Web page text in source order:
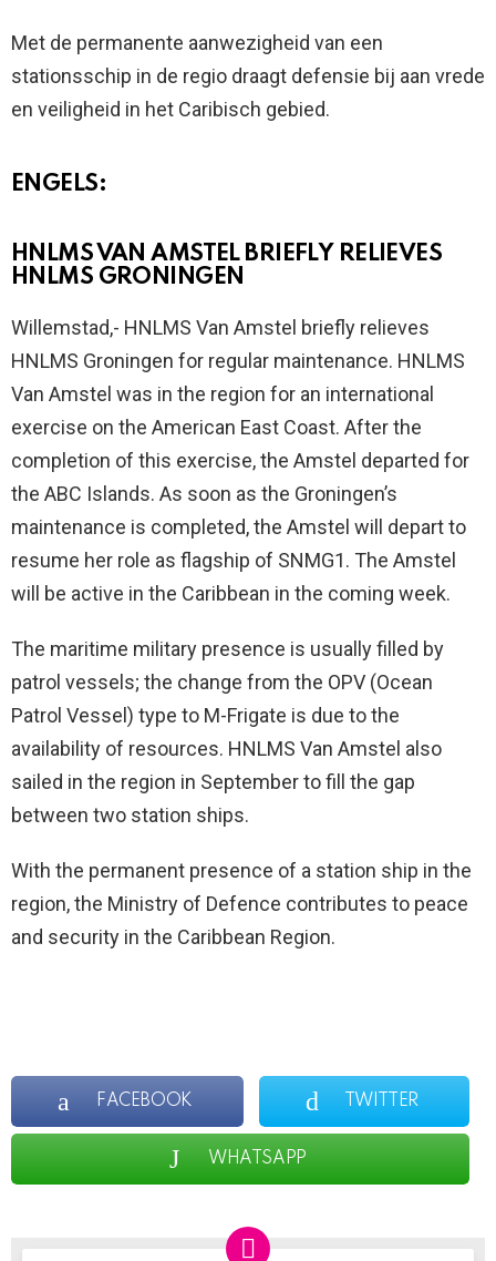
Met de permanente aanwezigheid van een
stationsschip in de regio draagt defensie bij aan vrede
en veiligheid in het Caribisch gebied.
ENGELS:
HNLMS VAN AMSTEL BRIEFLY RELIEVES
HNLMS GRONINGEN
Willemstad,- HNLMS Van Amstel briefly relieves
HNLMS Groningen for regular maintenance. HNLMS
Van Amstel was in the region for an international
exercise on the American East Coast. After the
completion of this exercise, the Amstel departed for
the ABC Islands. As soon as the Groningen’s
maintenance is completed, the Amstel will depart to
resume her role as flagship of SNMG1. The Amstel
will be active in the Caribbean in the coming week.
The maritime military presence is usually filled by
patrol vessels; the change from the OPV (Ocean
Patrol Vessel) type to M-Frigate is due to the
availability of resources. HNLMS Van Amstel also
sailed in the region in September to fill the gap
between two station ships.
With the permanent presence of a station ship in the
region, the Ministry of Defence contributes to peace
and security in the Caribbean Region.
FACEBOOK TWITTER
WHATSAPP